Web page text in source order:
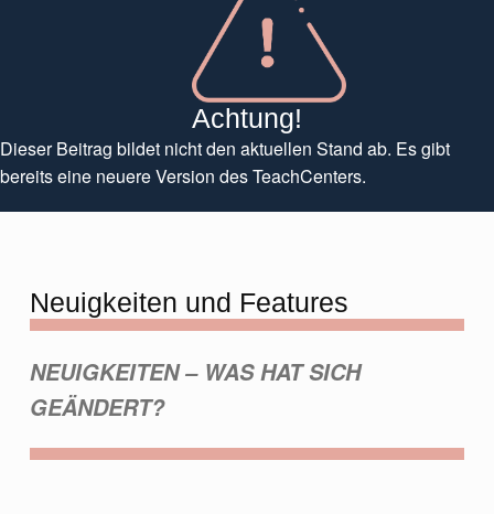
Achtung!
Dieser Beitrag bildet nicht den aktuellen Stand ab. Es gibt
bereits eine neuere Version des TeachCenters.
Neuigkeiten und Features
NEUIGKEITEN – WAS HAT SICH
GEÄNDERT?